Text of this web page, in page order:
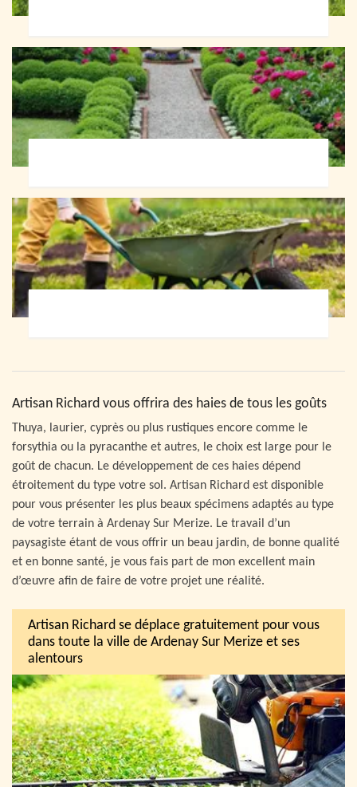
Artisan Richard vous offrira des haies de tous les goûts
Thuya, laurier, cyprès ou plus rustiques encore comme le
forsythia ou la pyracanthe et autres, le choix est large pour le
goût de chacun. Le développement de ces haies dépend
étroitement du type votre sol. Artisan Richard est disponible
pour vous présenter les plus beaux spécimens adaptés au type
de votre terrain à Ardenay Sur Merize. Le travail d’un
paysagiste étant de vous offrir un beau jardin, de bonne qualité
et en bonne santé, je vous fais part de mon excellent main
d’œuvre afin de faire de votre projet une réalité.
Artisan Richard se déplace gratuitement pour vous
dans toute la ville de Ardenay Sur Merize et ses
alentours